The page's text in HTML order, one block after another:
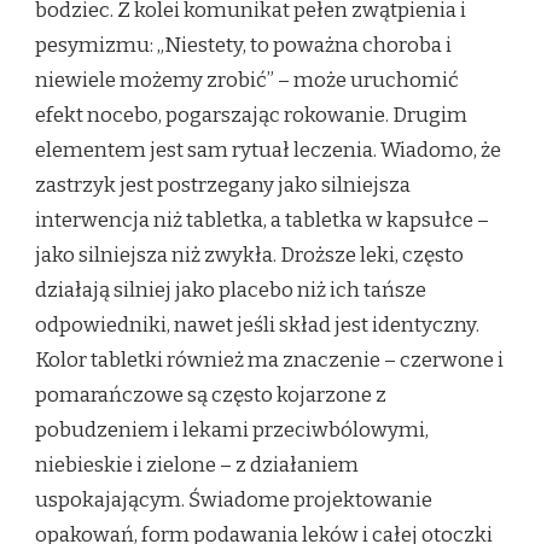
bodziec. Z kolei komunikat pełen zwątpienia i
pesymizmu: „Niestety, to poważna choroba i
niewiele możemy zrobić” – może uruchomić
efekt nocebo, pogarszając rokowanie. Drugim
elementem jest sam rytuał leczenia. Wiadomo, że
zastrzyk jest postrzegany jako silniejsza
interwencja niż tabletka, a tabletka w kapsułce –
jako silniejsza niż zwykła. Droższe leki, często
działają silniej jako placebo niż ich tańsze
odpowiedniki, nawet jeśli skład jest identyczny.
Kolor tabletki również ma znaczenie – czerwone i
pomarańczowe są często kojarzone z
pobudzeniem i lekami przeciwbólowymi,
niebieskie i zielone – z działaniem
uspokajającym. Świadome projektowanie
opakowań, form podawania leków i całej otoczki